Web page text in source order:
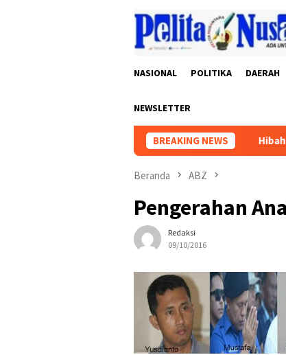
NASIONAL POLITIKA DAERAH
NEWSLETTER
BREAKING NEWSHibah, Prioritas,
Beranda ABZ
Pengerahan
Redaksi
09/10/2016